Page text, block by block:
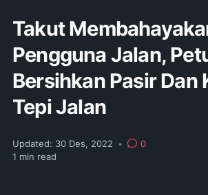
Takut
Pengguna Jalan,
Bersihkan Pasir Dan
Tepi Jalan
Updated: 30 Des, 2022 •
0
1 min read